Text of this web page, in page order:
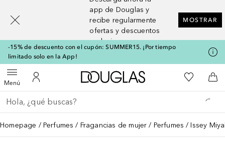
app de Douglas y
recibe regularmente
ofertas y descuentos
exclusivos
MOSTRAR
-15% de descuento con el cupón: SUMMER15. ¡Por tiempo
limitado solo en la App!
MenúAbrir menúMi cuenta
A Douglas HomeMi lista de
A
Regresar
Ejecutar búsqueda
Homepage Perfumes Fragancias de mujer Perfumes Issey
[navigation.slideout.screenreader]